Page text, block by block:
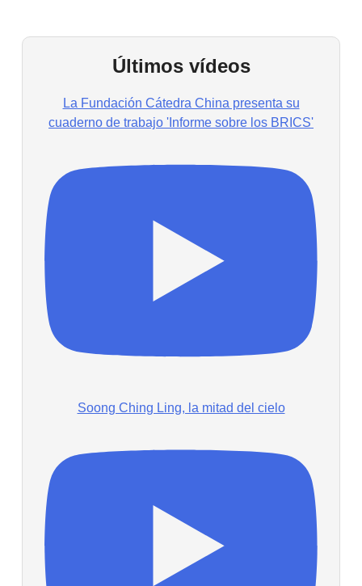
Últimos vídeos
La Fundación Cátedra China presenta su
cuaderno de trabajo 'Informe sobre los BRICS'
Soong Ching Ling, la mitad del cielo